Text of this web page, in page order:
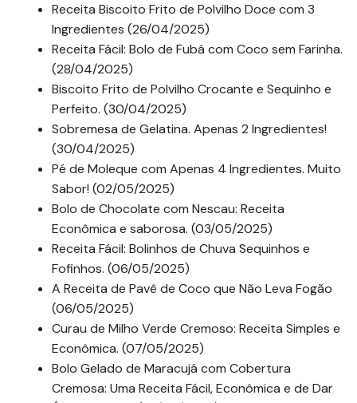
Receita Biscoito Frito de Polvilho Doce com 3
Ingredientes (26/04/2025)
Receita Fácil: Bolo de Fubá com Coco sem Farinha.
(28/04/2025)
Biscoito Frito de Polvilho Crocante e Sequinho e
Perfeito. (30/04/2025)
Sobremesa de Gelatina. Apenas 2 Ingredientes!
(30/04/2025)
Pé de Moleque com Apenas 4 Ingredientes. Muito
Sabor! (02/05/2025)
Bolo de Chocolate com Nescau: Receita
Econômica e saborosa. (03/05/2025)
Receita Fácil: Bolinhos de Chuva Sequinhos e
Fofinhos. (06/05/2025)
A Receita de Pavê de Coco que Não Leva Fogão
(06/05/2025)
Curau de Milho Verde Cremoso: Receita Simples e
Econômica. (07/05/2025)
Bolo Gelado de Maracujá com Cobertura
Cremosa: Uma Receita Fácil, Econômica e de Dar